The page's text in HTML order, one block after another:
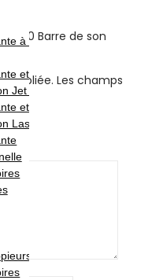
Barre de son
publiée. Les champs
à Réservoir
et
Jet d’encre
et
Laser
A4 | A3